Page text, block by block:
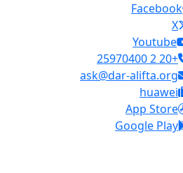
Facebook
X
Youtube
+20 2 25970400
ask@dar-alifta.org
huawei
App Store
Google Play